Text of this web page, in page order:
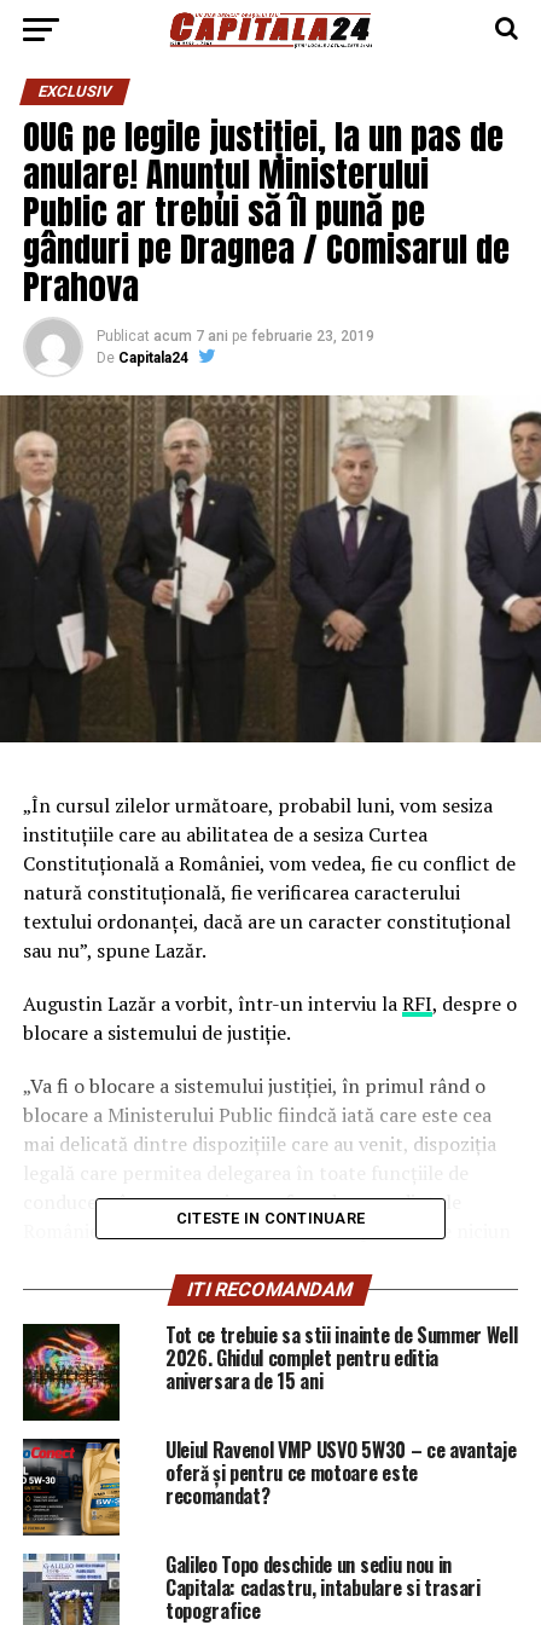
EXCLUSIV
OUG pe legile justiției, la un pas de
anulare! Anunțul Ministerului
Public ar trebui să îl pună pe
gânduri pe Dragnea / Comisarul de
Prahova
Publicat acum 7 ani pe februarie 23, 2019
De Capitala24
„În cursul zilelor următoare, probabil luni, vom sesiza
instituţiile care au abilitatea de a sesiza Curtea
Constituţională a României, vom vedea, fie cu conflict de
natură constituţională, fie verificarea caracterului
textului ordonanţei, dacă are un caracter constituţional
sau nu”, spune Lazăr.
Augustin Lazăr a vorbit, într-un interviu laRFI, despre o
blocare a sistemului de justiţie.
„Va fi o blocare a sistemului justiţiei, în primul rând o
blocare a Ministerului Public fiindcă iată care este cea
mai delicată dintre dispoziţiile care au venit, dispoziţia
legală care permitea delegarea în toate funcţiile de
conducere în care numirea se face de preşedintele
României a fost eliminată să nu se mai poate face niciun
delegarea era menită tocmai pentru a genera soluţii
rapide în situaţii de urgenţă. (…) Va fi o blocare. Să
vedem, dacă nu funcţionează instituţia, cum vor putea fi
instrumentate dosarele. Cine va explica de ce s-a
prescris o anumită faptă într-un anumit dosar, dacă
dosarele nu sunt instrumentate şi instituţia Ministerului
Public nu funcţionează?”, a afirmat Lazăr.
El a spus că Ministerul Public analizează dispoziţiile
„Cineva trebuie să observe. Suntem într-un stat de
CITESTE IN CONTINUARE
ITI RECOMANDAM
Tot ce trebuie sa stii inainte de Summer Well
2026. Ghidul complet pentru editia
aniversara de 15 ani
Uleiul Ravenol VMP USVO 5W30 – ce avantaje
oferă și pentru ce motoare este
recomandat?
Galileo Topo deschide un sediu nou in
Capitala: cadastru, intabulare si trasari
topografice